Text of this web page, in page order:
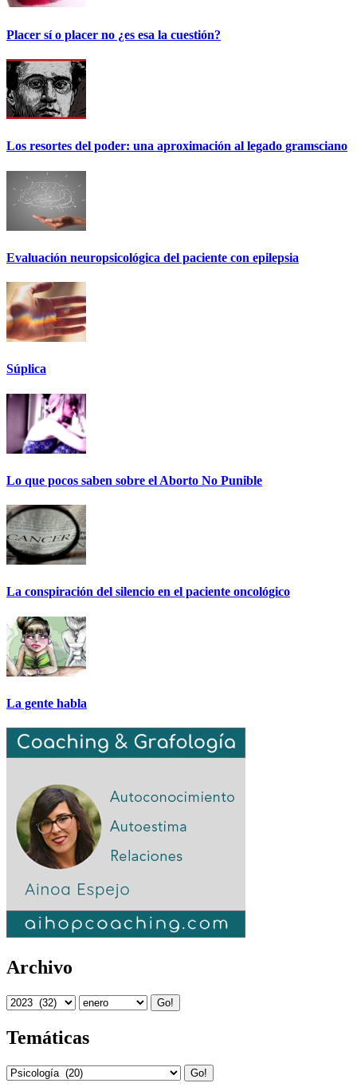
Placer sí o placer no ¿es esa la cuestión?
Los resortes del poder: una aproximación al legado gramsciano
Evaluación neuropsicológica del paciente con epilepsia
Súplica
Lo que pocos saben sobre el Aborto No Punible
La conspiración del silencio en el paciente oncológico
La gente habla
Archivo
Go!
Temáticas
Go!